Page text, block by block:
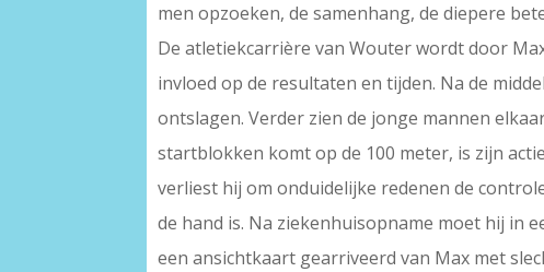
men opzoeken, de samenhang, de diepere
De atletiekcarrière van Wouter wordt door
invloed op de resultaten en tijden. Na de
ontslagen. Verder zien de jonge mannen
startblokken komt op de 100 meter, is zijn
verliest hij om onduidelijke redenen de
de hand is. Na ziekenhuisopname moet hij in
een ansichtkaart gearriveerd van Max met